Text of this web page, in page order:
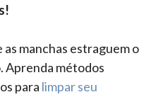
as manchas estraguem o
Aprenda métodos
para limpar seu